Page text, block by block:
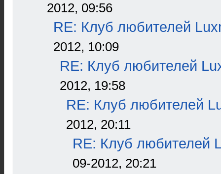
2012, 09:56
RE: Клуб любителей
2012, 10:09
RE: Клуб любителей
2012, 19:58
RE: Клуб любителей
2012, 20:11
RE: Клуб любителей
09-2012, 20:21